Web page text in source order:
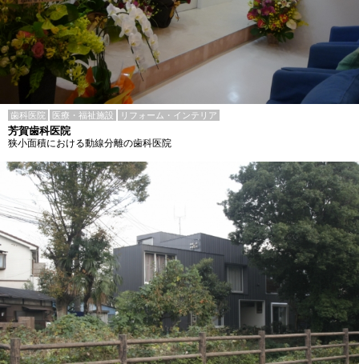
歯科医院 医療・福祉施設 リフォーム・インテリア
芳賀歯科医院
狭小面積における動線分離の歯科医院